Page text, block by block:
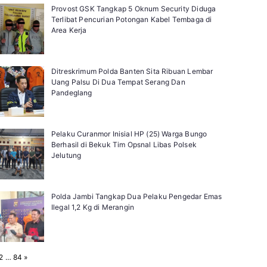
Provost GSK Tangkap 5 Oknum Security Diduga
Terlibat Pencurian Potongan Kabel Tembaga di
Area Kerja
Ditreskrimum Polda Banten Sita Ribuan Lembar
Uang Palsu Di Dua Tempat Serang Dan
Pandeglang
Pelaku Curanmor Inisial HP (25) Warga Bungo
Berhasil di Bekuk Tim Opsnal Libas Polsek
Jelutung
Polda Jambi Tangkap Dua Pelaku Pengedar Emas
Ilegal 1,2 Kg di Merangin
2 … 84 N
»